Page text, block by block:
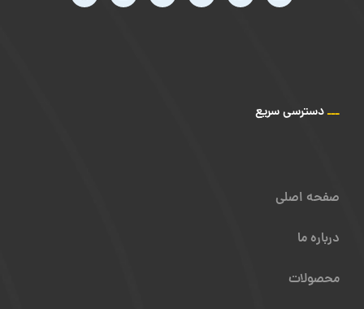
ـــدسترسی سریع
صفحه اصلی
درباره ما
محصولات